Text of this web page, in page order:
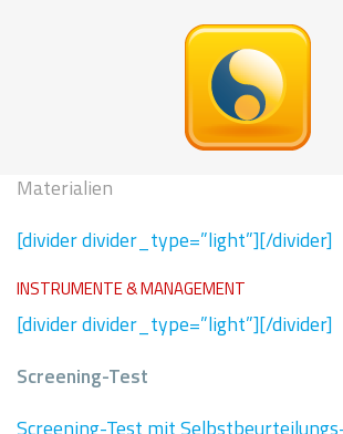
Materialien
[divider divider_type=”light”][/divider]
INSTRUMENTE & MANAGEMENT
[divider divider_type=”light”][/divider]
Screening-Test
Screening-Test mit